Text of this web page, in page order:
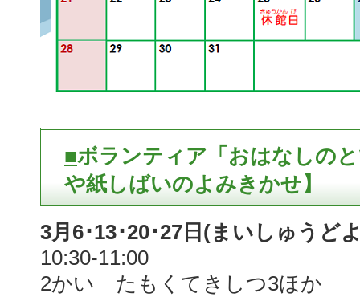
■ボランティア「おはなしの
や紙しばいのよみきかせ】
3月6･13･20･27日(まいしゅうど
10:30-11:00
2かい たもくてきしつ3ほか